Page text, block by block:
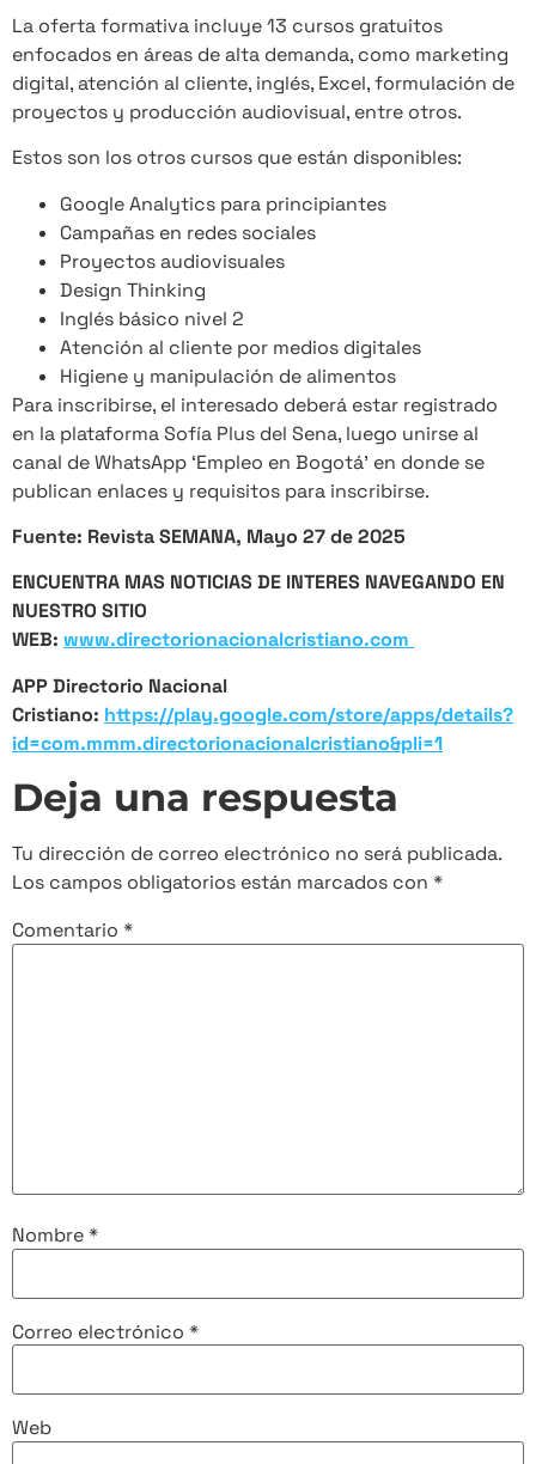
La oferta formativa incluye 13 cursos gratuitos
enfocados en áreas de alta demanda, como marketing
digital, atención al cliente, inglés, Excel, formulación de
proyectos y producción audiovisual, entre otros.
Estos son los otros cursos que están disponibles:
Google Analytics para principiantes
Campañas en redes sociales
Proyectos audiovisuales
Design Thinking
Inglés básico nivel 2
Atención al cliente por medios digitales
Higiene y manipulación de alimentos
Para inscribirse, el interesado deberá estar registrado
en la plataforma Sofía Plus del Sena, luego unirse al
canal de WhatsApp ‘Empleo en Bogotá’ en donde se
publican enlaces y requisitos para inscribirse.
Fuente: Revista SEMANA, Mayo 27 de 2025
ENCUENTRA MAS NOTICIAS DE INTERES NAVEGANDO EN
NUESTRO SITIO
WEB: www.directorionacionalcristiano.com
APP Directorio Nacional
Cristiano: https://play.google.com/store/apps/details?
id=com.mmm.directorionacionalcristiano&pli=1
Deja una respuesta
Tu dirección de correo electrónico no será publicada.
Los campos obligatorios están marcados con *
Comentario *
Nombre*
Correo electrónico *
Web